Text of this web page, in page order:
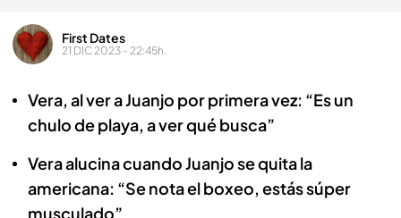
First Dates
21 DIC 2023 - 22:45h.
Vera, al ver a Juanjo por primera vez: “Es un
chulo de playa, a ver qué busca”
Vera alucina cuando Juanjo se quita la
americana: “Se nota el boxeo, estás súper
musculado”